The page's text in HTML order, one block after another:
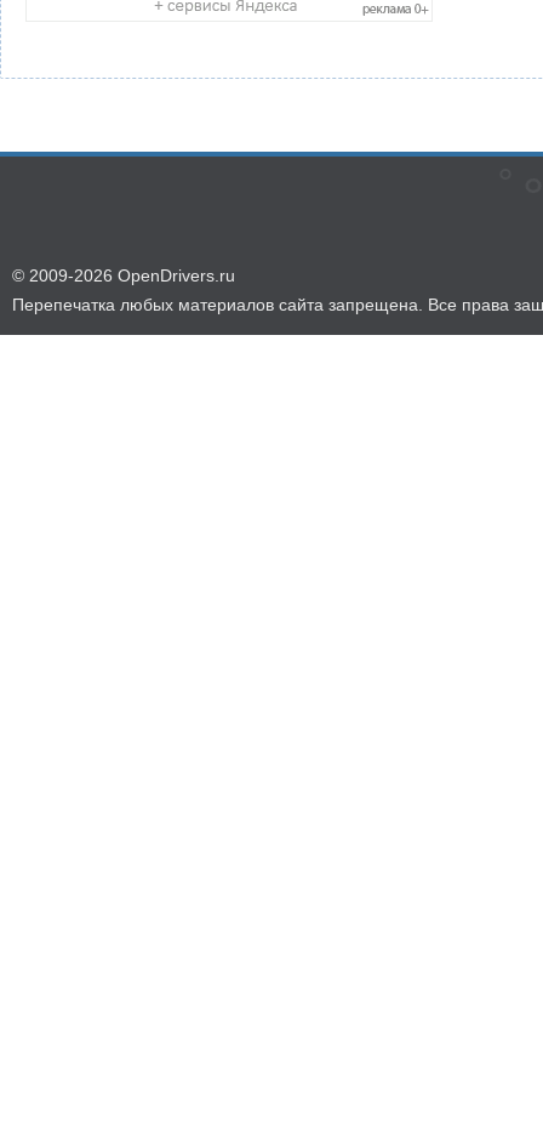
© 2009-2026 OpenDrivers.ru
Перепечатка любых материалов сайта запрещена. Все права